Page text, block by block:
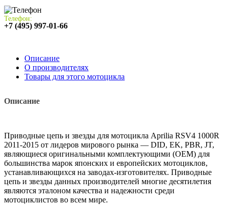
Телефон:
+7 (495) 997-01-66
Описание
О производителях
Товары для этого мотоцикла
Описание
Приводные цепь и звезды для мотоцикла Aprilia RSV4 1000R
2011-2015 от лидеров мирового рынка — DID, EK, PBR, JT,
являющиеся оригинальными комплектующими (OEM) для
большинства марок японских и европейских мотоциклов,
устанавливающихся на заводах‑изготовителях. Приводные
цепь и звезды данных производителей многие десятилетия
являются эталоном качества и надежности среди
мотоциклистов во всем мире.